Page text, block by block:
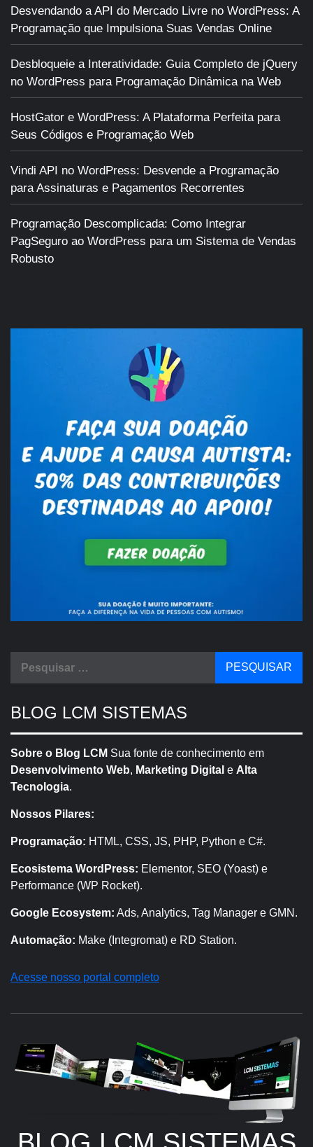
Desvendando a API do Mercado Livre no WordPress: A
Programação que Impulsiona Suas Vendas Online
Desbloqueie a Interatividade: Guia Completo de jQuery
no WordPress para Programação Dinâmica na Web
HostGator e WordPress: A Plataforma Perfeita para
Seus Códigos e Programação Web
Vindi API no WordPress: Desvende a Programação
para Assinaturas e Pagamentos Recorrentes
Programação Descomplicada: Como Integrar
PagSeguro ao WordPress para um Sistema de Vendas
Robusto
BLOG LCM SISTEMAS
Sobre o Blog LCM Sua fonte de conhecimento em
Desenvolvimento Web, Marketing Digital e Alta
Tecnologia.
Nossos Pilares:
Programação: HTML, CSS, JS, PHP, Python e C#.
Ecosistema WordPress: Elementor, SEO (Yoast) e
Performance (WP Rocket).
Google Ecosystem: Ads, Analytics, Tag Manager e GMN.
Automação: Make (Integromat) e RD Station.
Acesse nosso portal completo